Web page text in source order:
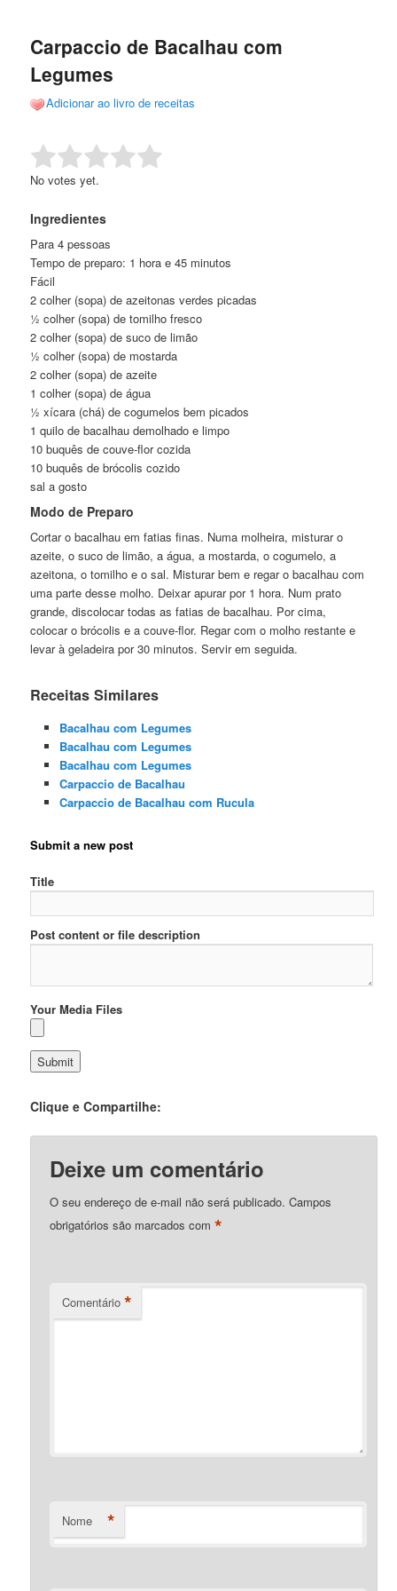
conteúdo
principal
conteúdo
secundário
Carpaccio de Bacalhau com
Legumes
Adicionar ao livro de receitas
Rate this item: Submit Rating
No votes yet.
Ingredientes
Para 4 pessoas
Tempo de preparo: 1 hora e 45 minutos
Fácil
2 colher (sopa) de azeitonas verdes picadas
½ colher (sopa) de tomilho fresco
2 colher (sopa) de suco de limão
½ colher (sopa) de mostarda
2 colher (sopa) de azeite
1 colher (sopa) de água
½ xícara (chá) de cogumelos bem picados
1 quilo de bacalhau demolhado e limpo
10 buquês de couve-flor cozida
10 buquês de brócolis cozido
sal a gosto
Modo de Preparo
Cortar o bacalhau em fatias finas. Numa molheira, misturar o
azeite, o suco de limão, a água, a mostarda, o cogumelo, a
azeitona, o tomilho e o sal. Misturar bem e regar o bacalhau com
uma parte desse molho. Deixar apurar por 1 hora. Num prato
grande, discolocar todas as fatias de bacalhau. Por cima,
colocar o brócolis e a couve-flor. Regar com o molho restante e
levar à geladeira por 30 minutos. Servir em seguida.
Receitas Similares
Bacalhau com Legumes
Bacalhau com Legumes
Bacalhau com Legumes
Carpaccio de Bacalhau
Carpaccio de Bacalhau com Rucula
Submit a new post
Title
Post content or file description
Your Media Files
Clique e Compartilhe:
Deixe um comentário
O seu endereço de e-mail não será publicado. Campos
obrigatórios são marcados com*
Comentário *
Nome *